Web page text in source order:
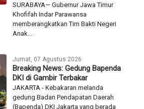
SURABAYA— Gubernur Jawa Timur
Khofifah Indar Parawansa
memberangkatkan Tim Bakti Negeri
Anak...
Jumat, 07 Agustus 2026
Breaking News: Gedung Bapenda
DKI di Gambir Terbakar
JAKARTA - Kebakaran melanda
gedung Badan Pendapatan Daerah
(Bapenda) DKI Jakarta yang berada